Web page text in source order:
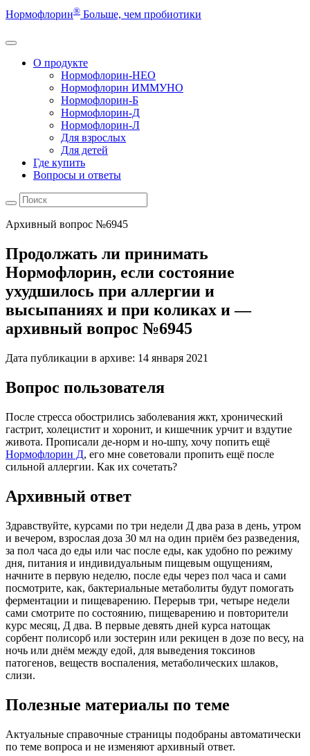
Нормофлорин® Больше, чем пробиотики
О продукте
Нормофлорин-НЕО
Нормофлорин ИММУНО
Нормофлорин-Б
Нормофлорин-Д
Нормофлорин-Л
Для взрослых
Для детей
Где купить
Вопросы и ответы
Архивный вопрос №6945
Продолжать ли принимать
Нормофлорин, если состояние
ухудшилось при аллергии и
высыпаниях и при коликах и —
архивный вопрос №6945
Дата публикации в архиве: 14 января 2021
Вопрос пользователя
После стресса обострились заболевания жкт, хронический
гастрит, холецистит и хоронит, и кишечник урчит и вздутие
живота. Прописали де-норм и но-шпу, хочу попить ещё
Нормофлорин Д, его мне советовали пропить ещё после
сильной аллергии. Как их сочетать?
Архивный ответ
Здравствуйте, курсами по три недели Д два раза в день, утром
и вечером, взрослая доза 30 мл на один приём без разведения,
за пол часа до еды или час после еды, как удобно по режиму
дня, питания и индивидуальным пищевым ощущениям,
начните в первую неделю, после еды через пол часа и сами
посмотрите, как, бактериальные метаболиты будут помогать
ферментации и пищеварению. Перерыв три, четыре недели
сами смотрите по состоянию, пищеварению и повторители
курс месяц, Д два. В первые девять дней курса натощак
сорбент полисорб или зостерин или рекицен в дозе по весу, на
ночь или днём между едой, для выведения токсинов
патогенов, веществ воспаления, метаболических шлаков,
слизи.
Полезные материалы по теме
Актуальные справочные страницы подобраны автоматически
по теме вопроса и не изменяют архивный ответ.